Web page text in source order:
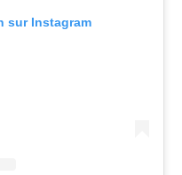
sur Instagram